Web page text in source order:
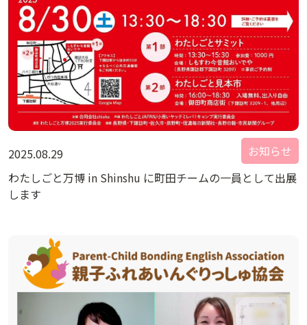
2025.08.29
お知らせ
わたしごと万博 in Shinshu に町田チームの一員として出展
します